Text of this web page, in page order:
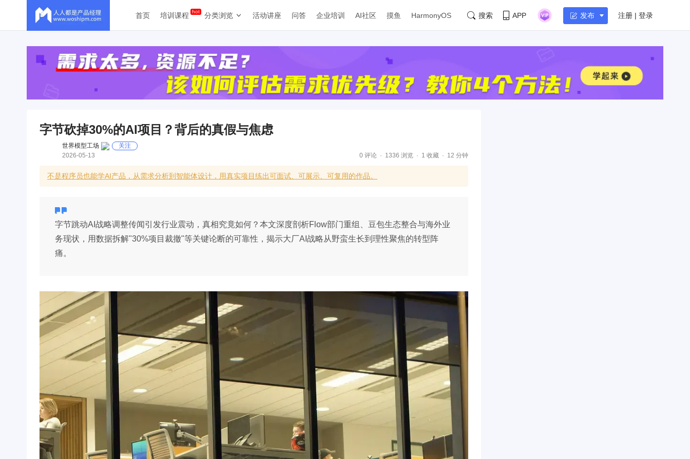
首页 培训课程 分类浏览 活动讲座 问答 企业培训 AI社区 摸鱼 HarmonyOS 搜索 APP 发布 注册 | 登录
字节砍掉30%的AI项目？背后的真假与焦虑
世界模型工场
关注
2026-05-13
0 评论 1336 浏览 1 收藏 12 分钟
不是程序员也能学AI产品，从需求分析到智能体设计，用真实项目练出可面试、可展示、可复用的作品。
字节跳动AI战略调整传闻引发行业震动，真相究竟如何？本文深度剖析Flow部门重组、豆包生态整合与海外业
务现状，用数据拆解"30%项目裁撤"等关键论断的可靠性，揭示大厂AI战略从野蛮生长到理性聚焦的转型阵
痛。